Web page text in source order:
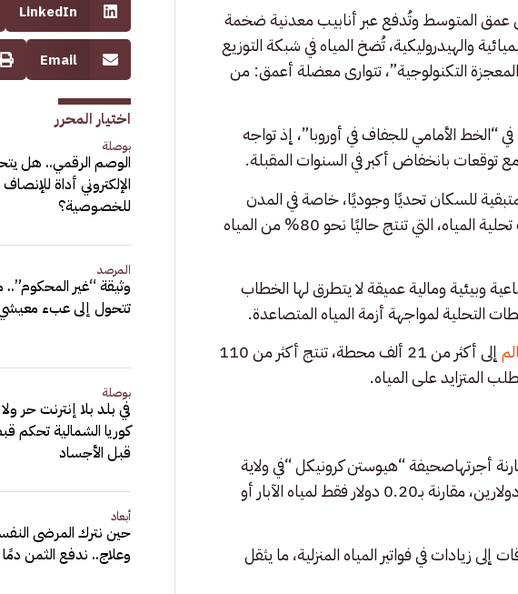
عمق المتوسط وتُدفع عبر أنابيب معدنية ضخمة
والهيدروليكية، تُضخ المياه في شبكة التوزيع
التكنولوجية”، تتوارى معضلة أعمق: من
“الخط الأمامي للجفاف في أوروبا”، إذ تواجه
الحصة المتبقية للسكان تحديًا وجوديًا، خاصة في المدن
الكبرى كليماسول ونيقوسيا، أدى ذلك إلى اندفاع السلطات لتوسيع محطات تحلية المياه، التي تنتج حاليًا نحو 80% من المياه
وبيئية ومالية عميقة لا يتطرق لها الخطاب
لمواجهة أزمة المياه المتصاعدة.
إلى أكثر من 21 ألف محطة، تنتج أكثر من 110
المتزايد على المياه.
أجرتهاصحيفة “هيوستن كرونيكل “في ولاية
تكساس الأمريكية، تبلغ تكلفة إنتاج متر مكعب واحد من الماء المحلّى نحو دولارين، مقارنة بـ0.20 دولار فقط لمياه الآبار أو
في فواتير المياه المنزلية، ما يثقل
LinkedIn
Email
اختيار المحرر
بوصلة
الوصم الرقمي.. هل
الإلكتروني أداة
للخصوصية؟
المرصد
وثيقة “غير المحكوم”..
تتحول إلى عبء
بوصلة
في بلد بلا إنترنت حر
كوريا الشمالية تحكم
قبل الأجساد
أبعاد
حين نترك المرضى
وعلاج.. ندفع الثمن دمًا